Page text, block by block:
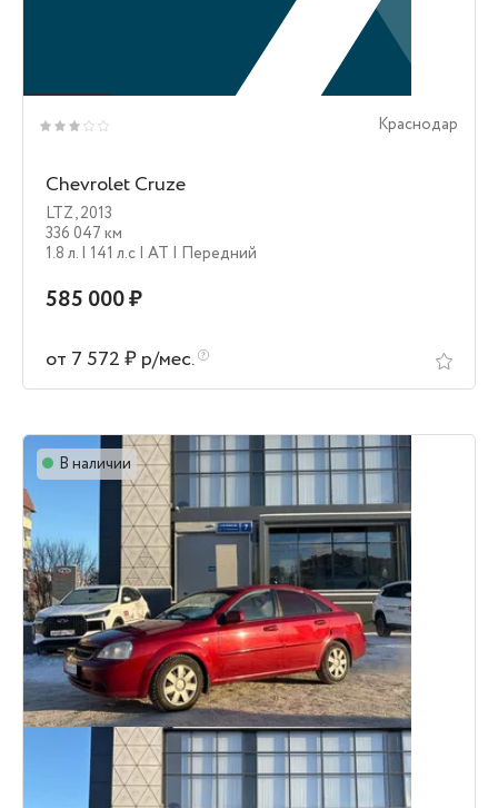
Краснодар
Chevrolet Cruze
LTZ,2013
336 047 км
1.8 л. | 141 л.c | AT | Передний
585 000 ₽
от 7 572 ₽ р/мес.
В наличии